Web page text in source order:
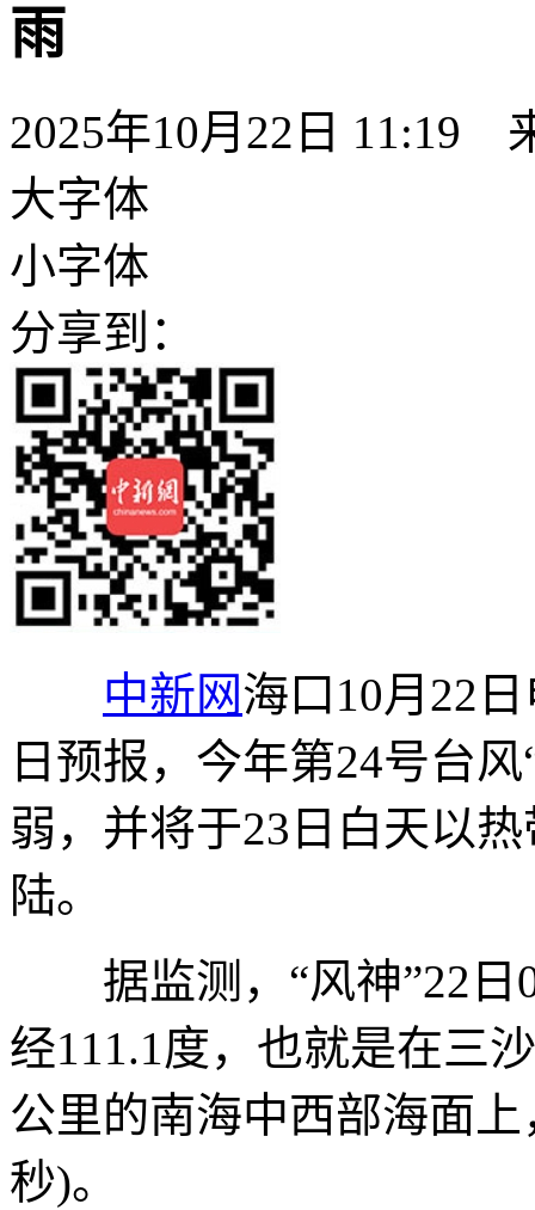
雨
2025年10月22日 11:19
大字体
小字体
分享到：
中新网海口10月22
日预报，今年第24号台
弱，并将于23日白天以
陆。
据监测，“风神”22日
经111.1度，也就是在三
公里的南海中西部海面
秒)。